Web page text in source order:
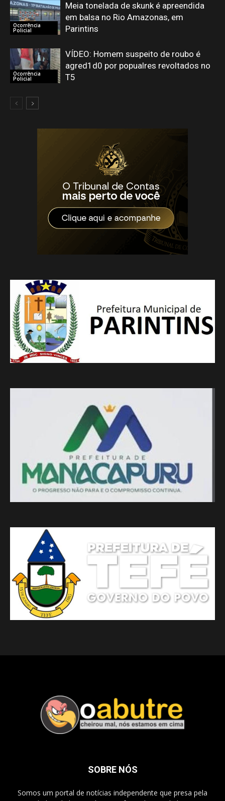
Ocorrência
Policial
Meia tonelada de skunk é apreendida
em balsa no Rio Amazonas, em
Parintins
Ocorrência
Policial
VÍDEO: Homem suspeito de roubo é
agred1d0 por popualres revoltados no
T5
SOBRE NÓS
Somos um portal de notícias independente que presa pela